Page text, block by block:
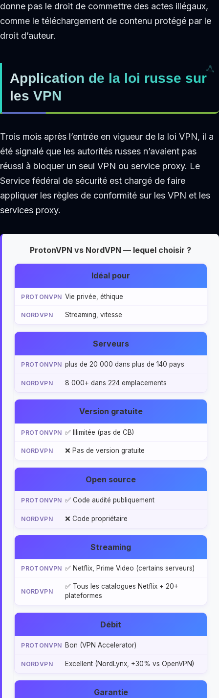
donne pas le droit de commettre des actes illégaux,
comme le téléchargement de contenu protégé par le
droit d’auteur.
Application de la loi russe sur
les VPN
Trois mois après l’entrée en vigueur de la loi VPN, il a
été signalé que les autorités russes n’avaient pas
réussi à bloquer un seul VPN ou service proxy. Le
Service fédéral de sécurité est chargé de faire
appliquer les règles de conformité sur les VPN et les
services proxy.
ProtonVPN vs NordVPN — lequel choisir ?
Idéal pour
Vie privée, éthique
Streaming, vitesse
Serveurs
plus de 20 000 dans plus de 140 pays
8 000+ dans 224 emplacements
Version gratuite
✅ Illimitée (pas de CB)
❌ Pas de version gratuite
Open source
✅ Code audité publiquement
❌ Code propriétaire
Streaming
✅ Netflix, Prime Video (certains serveurs)
✅ Tous les catalogues Netflix + 20+
plateformes
Débit
Bon (VPN Accelerator)
Excellent (NordLynx, +30% vs OpenVPN)
Garantie